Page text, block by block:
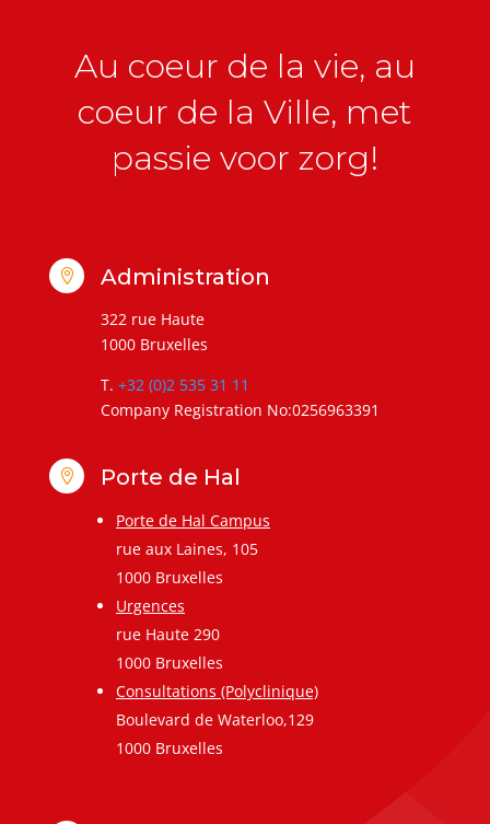
Au coeur de la vie, au
coeur de la Ville, met
passie voor zorg!
 Administration
322 rue Haute
1000 Bruxelles
T. +32 (0)2 535 31 11
Company Registration No:0256963391
 Porte de Hal
Porte de Hal Campus
rue aux Laines, 105
1000 Bruxelles
Urgences
rue Haute 290
1000 Bruxelles
Consultations (Polyclinique)
Boulevard de Waterloo,129
1000 Bruxelles